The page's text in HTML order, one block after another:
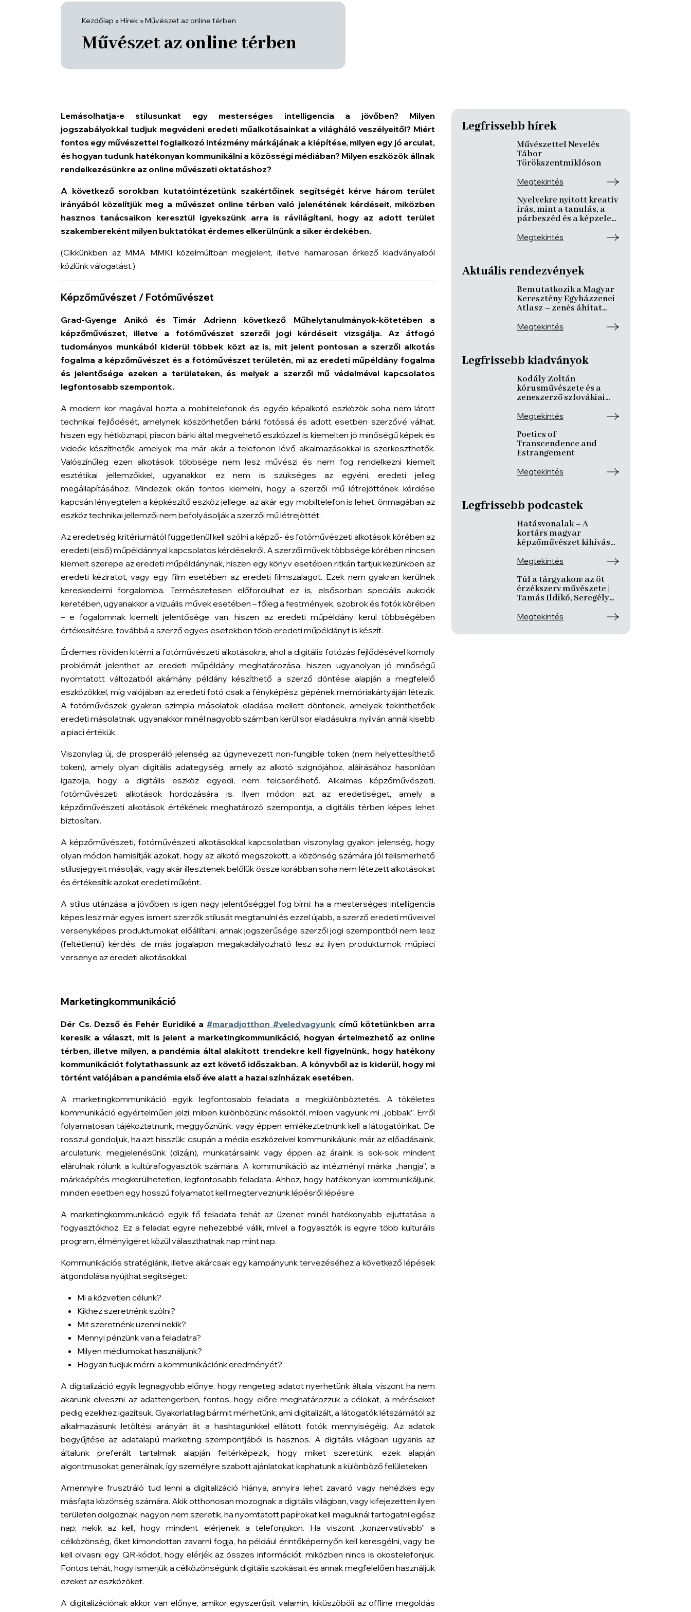
Kezdőlap »Hírek »Művészet az online térben
Művészet az online térben
Lemásolhatja-e stílusunkat egy mesterséges intelligencia a jövőben? Milyen
jogszabályokkal tudjuk megvédeni eredeti műalkotásainkat a világháló veszélyeitől? Miért
fontos egy művészettel foglalkozó intézmény márkájának a kiépítése, milyen egy jó arculat,
és hogyan tudunk hatékonyan kommunikálni a közösségi médiában? Milyen eszközök állnak
rendelkezésünkre az online művészeti oktatáshoz?
A következő sorokban kutatóintézetünk szakértőinek segítségét kérve három terület
irányából közelítjük meg a művészet online térben való jelenétének kérdéseit, miközben
hasznos tanácsaikon keresztül igyekszünk arra is rávilágítani, hogy az adott terület
szakembereként milyen buktatókat érdemes elkerülnünk a siker érdekében.
(Cikkünkben az MMA MMKI közelmúltban megjelent, illetve hamarosan érkező kiadványaiból
közlünk válogatást.)
Képzőművészet / Fotóművészet
Grad-Gyenge Anikó és Timár Adrienn következő Műhelytanulmányok-kötetében a
képzőművészet, illetve a fotóművészet szerzői jogi kérdéseit vizsgálja. Az átfogó
tudományos munkából kiderül többek közt az is, mit jelent pontosan a szerzői alkotás
fogalma a képzőművészet és a fotóművészet területén, mi az eredeti műpéldány fogalma
és jelentősége ezeken a területeken, és melyek a szerzői mű védelmével kapcsolatos
legfontosabb szempontok.
A modern kor magával hozta a mobiltelefonok és egyéb képalkotó eszközök soha nem látott
technikai fejlődését, amelynek köszönhetően bárki fotóssá és adott esetben szerzővé válhat,
hiszen egy hétköznapi, piacon bárki által megvehető eszközzel is kiemelten jó minőségű képek és
videók készíthetők, amelyek ma már akár a telefonon lévő alkalmazásokkal is szerkeszthetők.
Valószínűleg ezen alkotások többsége nem lesz művészi és nem fog rendelkezni kiemelt
esztétikai jellemzőkkel, ugyanakkor ez nem is szükséges az egyéni, eredeti jelleg
megállapításához. Mindezek okán fontos kiemelni, hogy a szerzői mű létrejöttének kérdése
kapcsán lényegtelen a képkészítő eszköz jellege, az akár egy mobiltelefon is lehet, önmagában az
eszköz technikai jellemzői nem befolyásolják a szerzői mű létrejöttét.
Az eredetiség kritériumától függetlenül kell szólni a képző- és fotóművészeti alkotások körében az
eredeti (első) műpéldánnyal kapcsolatos kérdésekről. A szerzői művek többsége körében nincsen
kiemelt szerepe az eredeti műpéldánynak, hiszen egy könyv esetében ritkán tartjuk kezünkben az
eredeti kéziratot, vagy egy film esetében az eredeti filmszalagot. Ezek nem gyakran kerülnek
kereskedelmi forgalomba. Természetesen előfordulhat ez is, elsősorban speciális aukciók
keretében, ugyanakkor a vizuális művek esetében – főleg a festmények, szobrok és fotók körében
– e fogalomnak kiemelt jelentősége van, hiszen az eredeti műpéldány kerül többségében
értékesítésre, továbbá a szerző egyes esetekben több eredeti műpéldányt is készít.
Érdemes röviden kitérni a fotóművészeti alkotásokra, ahol a digitális fotózás fejlődésével komoly
problémát jelenthet az eredeti műpéldány meghatározása, hiszen ugyanolyan jó minőségű
nyomtatott változatból akárhány példány készíthető a szerző döntése alapján a megfelelő
eszközökkel, míg valójában az eredeti fotó csak a fényképész gépének memóriakártyáján létezik.
A fotóművészek gyakran szimpla másolatok eladása mellett döntenek, amelyek tekinthetőek
eredeti másolatnak, ugyanakkor minél nagyobb számban kerül sor eladásukra, nyilván annál kisebb
a piaci értékük.
Viszonylag új, de prosperáló jelenség az úgynevezett non-fungible token (nem helyettesíthető
token), amely olyan digitális adategység, amely az alkotó szignójához, aláírásához hasonlóan
igazolja, hogy a digitális eszköz egyedi, nem felcserélhető. Alkalmas képzőművészeti,
fotóművészeti alkotások hordozására is. Ilyen módon azt az eredetiséget, amely a
képzőművészeti alkotások értékének meghatározó szempontja, a digitális térben képes lehet
biztosítani.
A képzőművészeti, fotóművészeti alkotásokkal kapcsolatban viszonylag gyakori jelenség, hogy
olyan módon hamisítják azokat, hogy az alkotó megszokott, a közönség számára jól felismerhető
stílusjegyeit másolják, vagy akár illesztenek belőlük össze korábban soha nem létezett alkotásokat
és értékesítik azokat eredeti műként.
A stílus utánzása a jövőben is igen nagy jelentőséggel fog bírni: ha a mesterséges intelligencia
képes lesz már egyes ismert szerzők stílusát megtanulni és ezzel újabb, a szerző eredeti műveivel
versenyképes produktumokat előállítani, annak jogszerűsége szerzői jogi szempontból nem lesz
(feltétlenül) kérdés, de más jogalapon megakadályozható lesz az ilyen produktumok műpiaci
versenye az eredeti alkotásokkal.
Marketingkommunikáció
Dér Cs. Dezső és Fehér Euridiké a#maradjotthon #veledvagyunkcímű kötetünkben arra
keresik a választ, mit is jelent a marketingkommunikáció, hogyan értelmezhető az online
térben, illetve milyen, a pandémia által alakított trendekre kell figyelnünk, hogy hatékony
kommunikációt folytathassunk az ezt követő időszakban. A könyvből az is kiderül, hogy mi
történt valójában a pandémia első éve alatt a hazai színházak esetében.
A marketingkommunikáció egyik legfontosabb feladata a megkülönböztetés. A tökéletes
kommunikáció egyértelműen jelzi, miben különbözünk másoktól, miben vagyunk mi „jobbak”. Erről
folyamatosan tájékoztatnunk, meggyőznünk, vagy éppen emlékeztetnünk kell a látogatóinkat. De
rosszul gondoljuk, ha azt hisszük: csupán a média eszközeivel kommunikálunk: már az előadásaink,
arculatunk, megjelenésünk (dizájn), munkatársaink vagy éppen az áraink is sok-sok mindent
elárulnak rólunk a kultúrafogyasztók számára. A kommunikáció az intézményi márka „hangja”, a
márkaépítés megkerülhetetlen, legfontosabb feladata. Ahhoz, hogy hatékonyan kommunikáljunk,
minden esetben egy hosszú folyamatot kell megterveznünk lépésről lépésre.
A marketingkommunikáció egyik fő feladata tehát az üzenet minél hatékonyabb eljuttatása a
fogyasztókhoz. Ez a feladat egyre nehezebbé válik, mivel a fogyasztók is egyre több kulturális
program, élményígéret közül választhatnak nap mint nap.
Kommunikációs stratégiánk, illetve akárcsak egy kampányunk tervezéséhez a következő lépések
átgondolása nyújthat segítséget:
Mi a közvetlen célunk?
Kikhez szeretnénk szólni?
Mit szeretnénk üzenni nekik?
Mennyi pénzünk van a feladatra?
Milyen médiumokat használjunk?
Hogyan tudjuk mérni a kommunikációnk eredményét?
A digitalizáció egyik legnagyobb előnye, hogy rengeteg adatot nyerhetünk általa, viszont ha nem
akarunk elveszni az adattengerben, fontos, hogy előre meghatározzuk a célokat, a méréseket
pedig ezekhez igazítsuk. Gyakorlatilag bármit mérhetünk, ami digitalizált, a látogatók létszámától az
alkalmazásunk letöltési arányán át a hashtagünkkel ellátott fotók mennyiségéig. Az adatok
begyűjtése az adatalapú marketing szempontjából is hasznos. A digitális világban ugyanis az
általunk preferált tartalmak alapján feltérképezik, hogy miket szeretünk, ezek alapján
algoritmusokat generálnak, így személyre szabott ajánlatokat kaphatunk a különböző felületeken.
Amennyire frusztráló tud lenni a digitalizáció hiánya, annyira lehet zavaró vagy nehézkes egy
másfajta közönség számára. Akik otthonosan mozognak a digitális világban, vagy kifejezetten ilyen
területen dolgoznak, nagyon nem szeretik, ha nyomtatott papírokat kell maguknál tartogatni egész
nap; nekik az kell, hogy mindent elérjenek a telefonjukon. Ha viszont „konzervatívabb” a
célközönség, őket kimondottan zavarni fogja, ha például érintőképernyőn kell keresgélni, vagy be
kell olvasni egy QR-kódot, hogy elérjék az összes információt, miközben nincs is okostelefonjuk.
Fontos tehát, hogy ismerjük a célközönségünk digitális szokásait és annak megfelelően használjuk
ezeket az eszközöket.
A digitalizációnak akkor van előnye, amikor egyszerűsít valamin, kiküszöböli az offline megoldás
Legfrissebb hírek
Művészettel Nevelés
Tábor
Törökszentmiklóson
Megtekintés
Nyelvekre nyitott kreatív
írás, mint a tanulás, a
párbeszéd és a képzelet
Megtekintés
Aktuális rendezvények
Bemutatkozik a Magyar
Keresztény Egyházzenei
Atlasz – zenés áhítat
előadásokkal
Megtekintés
Legfrissebb kiadványok
Kodály Zoltán
kórusművészete és a
zeneszerző szlovákiai
Megtekintés
Poetics of
Transcendence and
Estrangement
Megtekintés
Legfrissebb podcastek
Hatásvonalak – A
kortárs magyar
képzőművészet kihívásai
László Koppány, Reining
Megtekintés
Túl a tárgyakon: az öt
érzékszerv művészete |
Tamás Ildikó, Seregély
Megtekintés